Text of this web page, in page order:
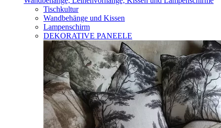
Tischkultur
Wandbehänge und Kissen
Lampenschirm
DEKORATIVE PANEELE